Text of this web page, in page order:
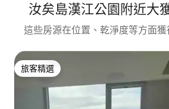
汝矣島漢江公園附近大
這些房源在位置、乾淨度等方面獲
旅客精選
旅客精選